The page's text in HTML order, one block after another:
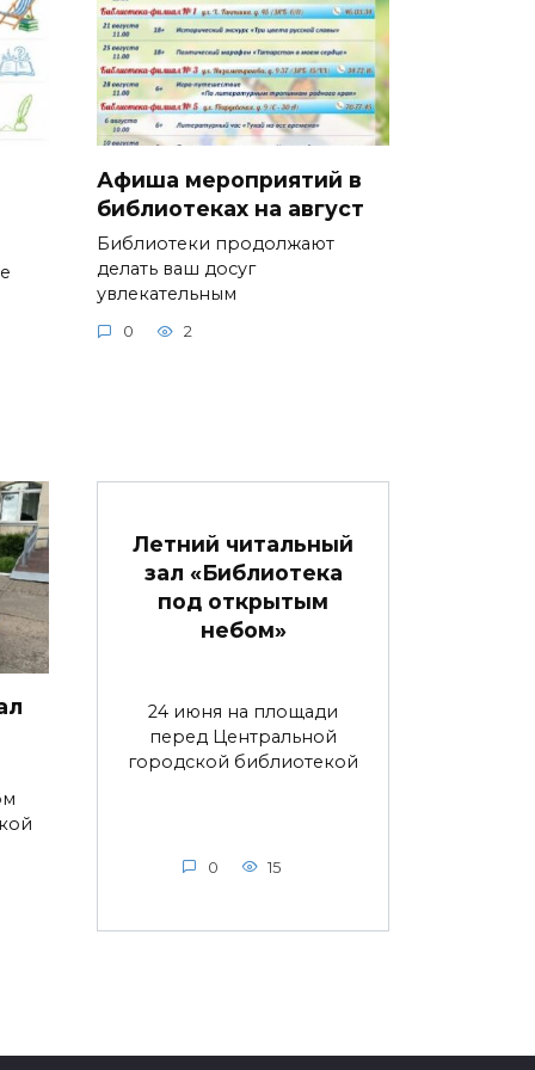
Афиша мероприятий в
библиотеках на август
Библиотеки продолжают
делать ваш досуг
увлекательным
0 2
Летний читальный
зал «Библиотека
под открытым
небом»
24 июня на площади
перед Центральной
городской библиотекой
0 15